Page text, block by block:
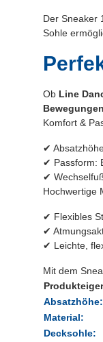
Der Sneaker
Sohle
Ob Line
Bewegungen
Komfort &
✔
✔ Passform:
✔
Hochwertige
✔ Flexibles
✔
✔ Leichte,
Mit dem
Absatzhöhe:
Material:
Decksohle: